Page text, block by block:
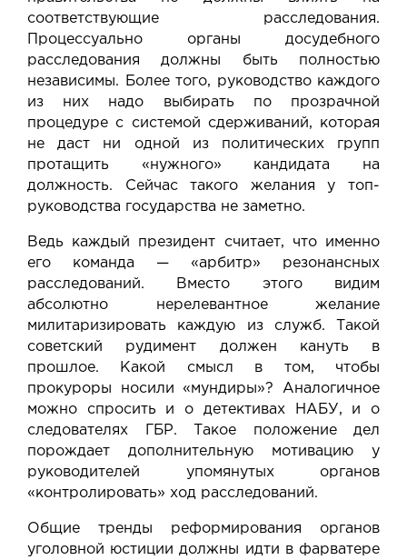
соответствующие расследования.
Процессуально органы досудебного
расследования должны быть полностью
независимы. Более того, руководство каждого
из них надо выбирать по прозрачной
процедуре с системой сдерживаний, которая
не даст ни одной из политических групп
протащить «нужного» кандидата на
должность. Сейчас такого желания у топ-
руководства государства не заметно.
Ведь каждый президент считает, что именно
его команда — «арбитр» резонансных
расследований. Вместо этого видим
абсолютно нерелевантное желание
милитаризировать каждую из служб. Такой
советский рудимент должен кануть в
прошлое. Какой смысл в том, чтобы
прокуроры носили «мундиры»? Аналогичное
можно спросить и о детективах НАБУ, и о
следователях ГБР. Такое положение дел
порождает дополнительную мотивацию у
руководителей упомянутых органов
«контролировать» ход расследований.
Общие тренды реформирования органов
уголовной юстиции должны идти в фарватере